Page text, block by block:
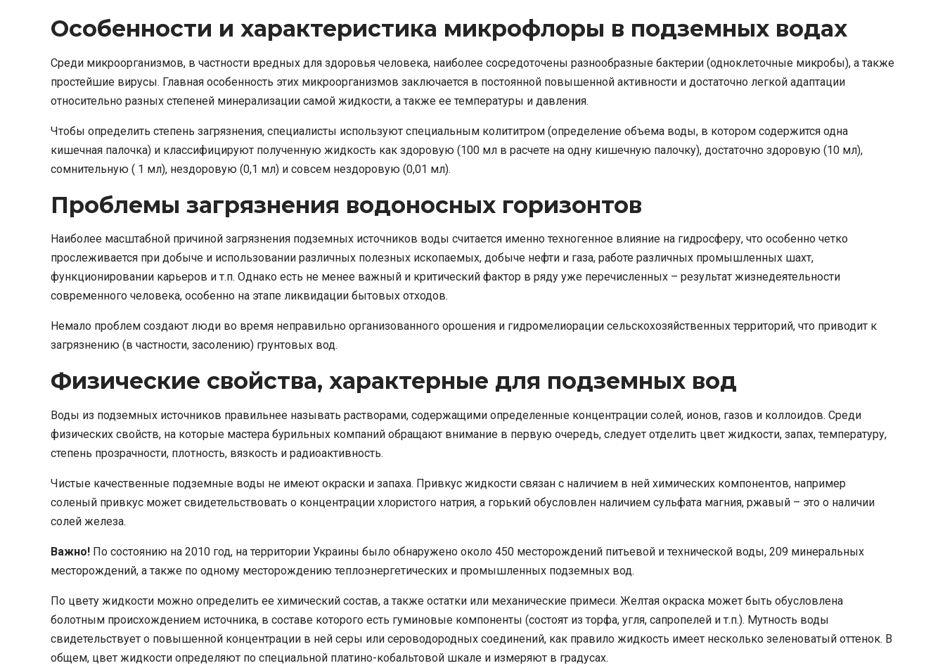
Особенности и характеристика микрофлоры в подземных водах
Среди микроорганизмов, в частности вредных для здоровья человека, наиболее сосредоточены разнообразные бактерии (одноклеточные микробы), а также
простейшие вирусы. Главная особенность этих микроорганизмов заключается в постоянной повышенной активности и достаточно легкой адаптации
относительно разных степеней минерализации самой жидкости, а также ее температуры и давления.
Чтобы определить степень загрязнения, специалисты используют специальным колититром (определение объема воды, в котором содержится одна
кишечная палочка) и классифицируют полученную жидкость как здоровую (100 мл в расчете на одну кишечную палочку), достаточно здоровую (10 мл),
сомнительную ( 1 мл), нездоровую (0,1 мл) и совсем нездоровую (0,01 мл).
Проблемы загрязнения водоносных горизонтов
Наиболее масштабной причиной загрязнения подземных источников воды считается именно техногенное влияние на гидросферу, что особенно четко
прослеживается при добыче и использовании различных полезных ископаемых, добыче нефти и газа, работе различных промышленных шахт,
функционировании карьеров и т.п. Однако есть не менее важный и критический фактор в ряду уже перечисленных – результат жизнедеятельности
современного человека, особенно на этапе ликвидации бытовых отходов.
Немало проблем создают люди во время неправильно организованного орошения и гидромелиорации сельскохозяйственных территорий, что приводит к
загрязнению (в частности, засолению) грунтовых вод.
Физические свойства, характерные для подземных вод
Воды из подземных источников правильнее называть растворами, содержащими определенные концентрации солей, ионов, газов и коллоидов. Среди
физических свойств, на которые мастера бурильных компаний обращают внимание в первую очередь, следует отделить цвет жидкости, запах, температуру,
степень прозрачности, плотность, вязкость и радиоактивность.
Чистые качественные подземные воды не имеют окраски и запаха. Привкус жидкости связан с наличием в ней химических компонентов, например
соленый привкус может свидетельствовать о концентрации хлористого натрия, а горький обусловлен наличием сульфата магния, ржавый – это о наличии
солей железа.
Важно! По состоянию на 2010 год, на территории Украины было обнаружено около 450 месторождений питьевой и технической воды, 209 минеральных
месторождений, а также по одному месторождению теплоэнергетических и промышленных подземных вод.
По цвету жидкости можно определить ее химический состав, а также остатки или механические примеси. Желтая окраска может быть обусловлена
болотным происхождением источника, в составе которого есть гуминовые компоненты (состоят из торфа, угля, сапропелей и т.п.). Мутность воды
свидетельствует о повышенной концентрации в ней серы или сероводородных соединений, как правило жидкость имеет несколько зеленоватый оттенок. В
общем, цвет жидкости определяют по специальной платино-кобальтовой шкале и измеряют в градусах.